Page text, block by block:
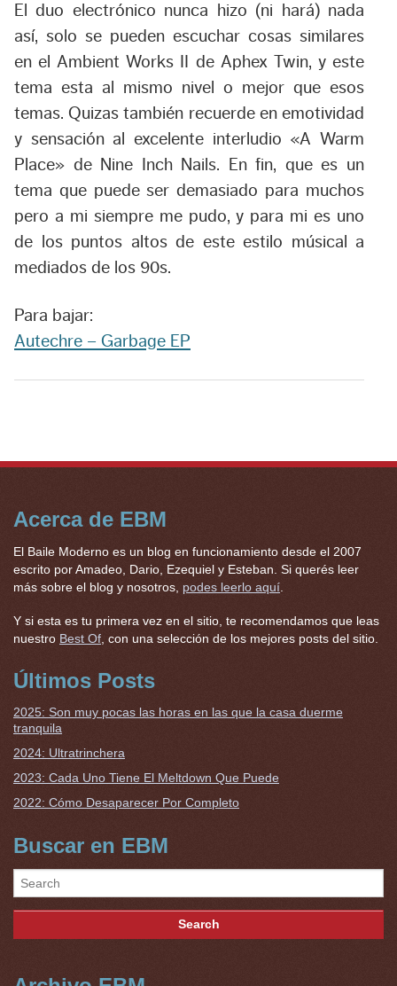
El duo electrónico nunca hizo (ni hará) nada
así, solo se pueden escuchar cosas similares
en el Ambient Works II de Aphex Twin, y este
tema esta al mismo nivel o mejor que esos
temas. Quizas también recuerde en emotividad
y sensación al excelente interludio «A Warm
Place» de Nine Inch Nails. En fin, que es un
tema que puede ser demasiado para muchos
pero a mi siempre me pudo, y para mi es uno
de los puntos altos de este estilo músical a
mediados de los 90s.
Para bajar:
Autechre – Garbage EP
Acerca de EBM
El Baile Moderno es un blog en funcionamiento desde el 2007
escrito por Amadeo, Dario, Ezequiel y Esteban. Si querés leer
más sobre el blog y nosotros, podes leerlo aquí.
Y si esta es tu primera vez en el sitio, te recomendamos que leas
nuestro Best Of, con una selección de los mejores posts del sitio.
Últimos Posts
2025: Son muy pocas las horas en las que la casa duerme
tranquila
2024: Ultratrinchera
2023: Cada Uno Tiene El Meltdown Que Puede
2022: Cómo Desaparecer Por Completo
Buscar en EBM